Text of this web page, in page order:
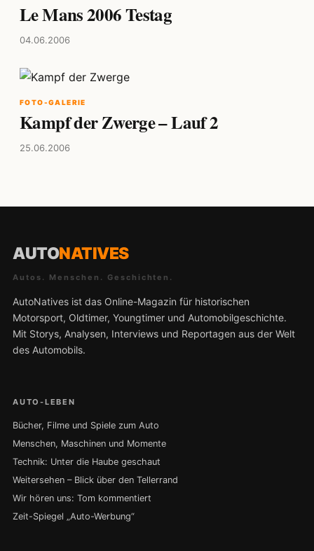
Le Mans 2006 Testag
04.06.2006
FOTO-GALERIE
Kampf der Zwerge – Lauf 2
25.06.2006
AUTONATIVES
Autos. Menschen. Geschichten.
AutoNatives ist das Online-Magazin für historischen
Motorsport, Oldtimer, Youngtimer und Automobilgeschichte.
Mit Storys, Analysen, Interviews und Reportagen aus der Welt
des Automobils.
AUTO-LEBEN
Bücher, Filme und Spiele zum Auto
Menschen, Maschinen und Momente
Technik: Unter die Haube geschaut
Weitersehen – Blick über den Tellerrand
Wir hören uns: Tom kommentiert
Zeit-Spiegel „Auto-Werbung“